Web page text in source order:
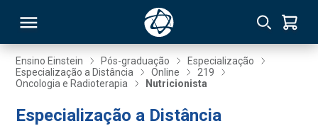
Ensino Einstein Pós-graduação
Especialização
Especialização a Distância
Online
219
Oncologia e Radioterapia
Nutricionista
Especialização a Distância